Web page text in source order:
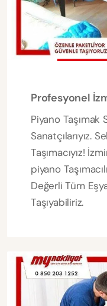
Profesyonel
Piyano Taşımak
Sanatçılarıyız.
Taşımacıyız!
piyano
Değerli Tüm
Taşıyabiliriz.